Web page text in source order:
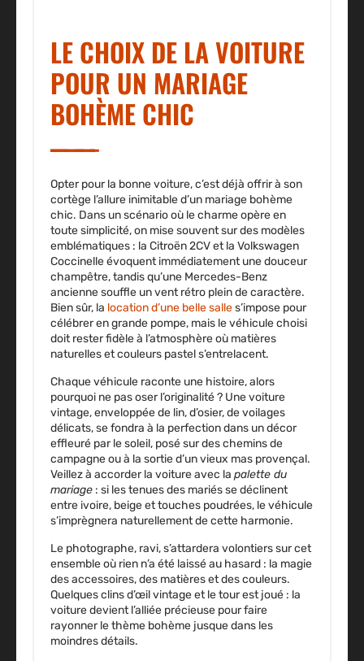
LE CHOIX DE LA VOITURE
POUR UN MARIAGE
BOHÈME CHIC
Opter pour la bonne voiture, c’est déjà offrir à son
cortège l’allure inimitable d’un mariage bohème
chic. Dans un scénario où le charme opère en
toute simplicité, on mise souvent sur des modèles
emblématiques : la Citroën 2CVet la Volkswagen
Coccinelleévoquent immédiatement une douceur
champêtre, tandis qu’une Mercedes-Benz
anciennesouffle un vent rétro plein de caractère.
Bien sûr, la location d’une belle salles’impose pour
célébrer en grande pompe, mais le véhicule choisi
doit rester fidèle à l’atmosphère où matières
naturelles et couleurs pastel s’entrelacent.
Chaque véhicule raconte une histoire, alors
pourquoi ne pas oser l’originalité ? Une voiture
vintage, enveloppée de lin, d’osier, de voilages
délicats, se fondra à la perfection dans un décor
effleuré par le soleil, posé sur des chemins de
campagne ou à la sortie d’un vieux mas provençal.
Veillez à accorder la voiture avec la palette du
mariage : si les tenues des mariés se déclinent
entre ivoire, beige et touches poudrées, le véhicule
s’imprègnera naturellement de cette harmonie.
Le photographe, ravi, s’attardera volontiers sur cet
ensemble où rien n’a été laissé au hasard : la magie
des accessoires, des matières et des couleurs.
Quelques clins d’œil vintage et le tour est joué : la
voiture devient l’alliée précieuse pour faire
rayonner le thème bohème jusque dans les
moindres détails.